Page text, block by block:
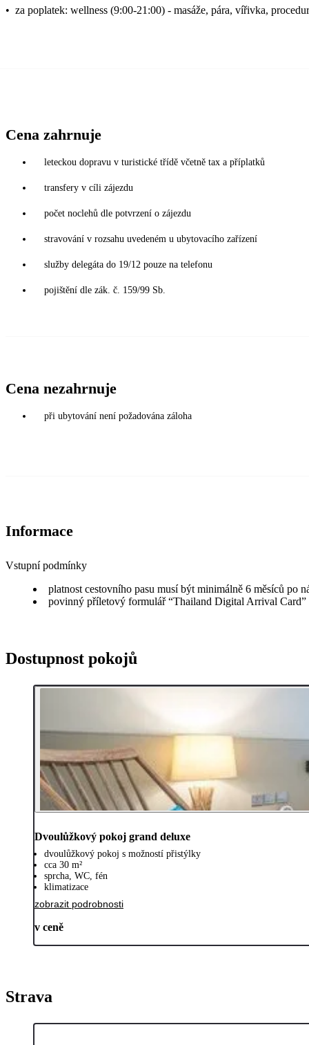
• za poplatek: wellness (9:00-21:00) - masáže, pára, vířivka,
Cena zahrnuje
leteckou dopravu v turistické třídě včetně tax a příplatků
transfery v cíli zájezdu
počet noclehů dle potvrzení o zájezdu
stravování v rozsahu uvedeném u ubytovacího zařízení
služby delegáta do 19/12 pouze na telefonu
pojištění dle zák. č. 159/99 Sb.
Cena nezahrnuje
při ubytování není požadována záloha
Informace
Vstupní podmínky
platnost cestovního pasu musí být minimálně 6 měsíců po
povinný příletový formulář “Thailand Digital Arrival Card”
Dostupnost pokojů
Dvoulůžkový pokoj grand deluxe
dvoulůžkový pokoj s možností přistýlky
cca 30 m²
sprcha, WC, fén
klimatizace
zobrazit podrobnosti
v ceně
Strava